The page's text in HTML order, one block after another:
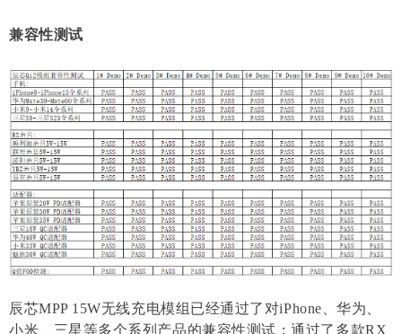
兼容性测试
辰芯MPP 15W无线充电模组已经通过了对iPhone、华为、
小米、三星等多个系列产品的兼容性测试；通过了多款RX